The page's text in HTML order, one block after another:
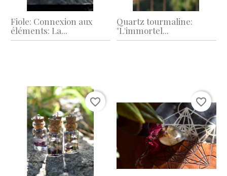
Fiole: Connexion aux
éléments: La...
Quartz tourmaline:
"L'immortel...
favorite_border favorite_border